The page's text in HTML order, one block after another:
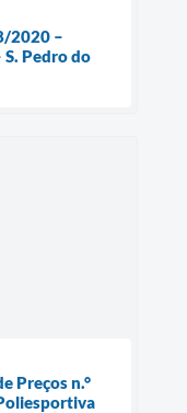
2020 –
Pedro do
Preços n.°